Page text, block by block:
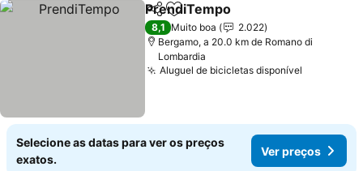
PartilharAdicionar aos favoritos
PrendiTempo
8,1 Muito boa
2.022
Bergamo, a 20.0 km de Romano di
Lombardia
Aluguel de bicicletas disponível
Selecione as datas para ver os preços
exatos.
Ver preços